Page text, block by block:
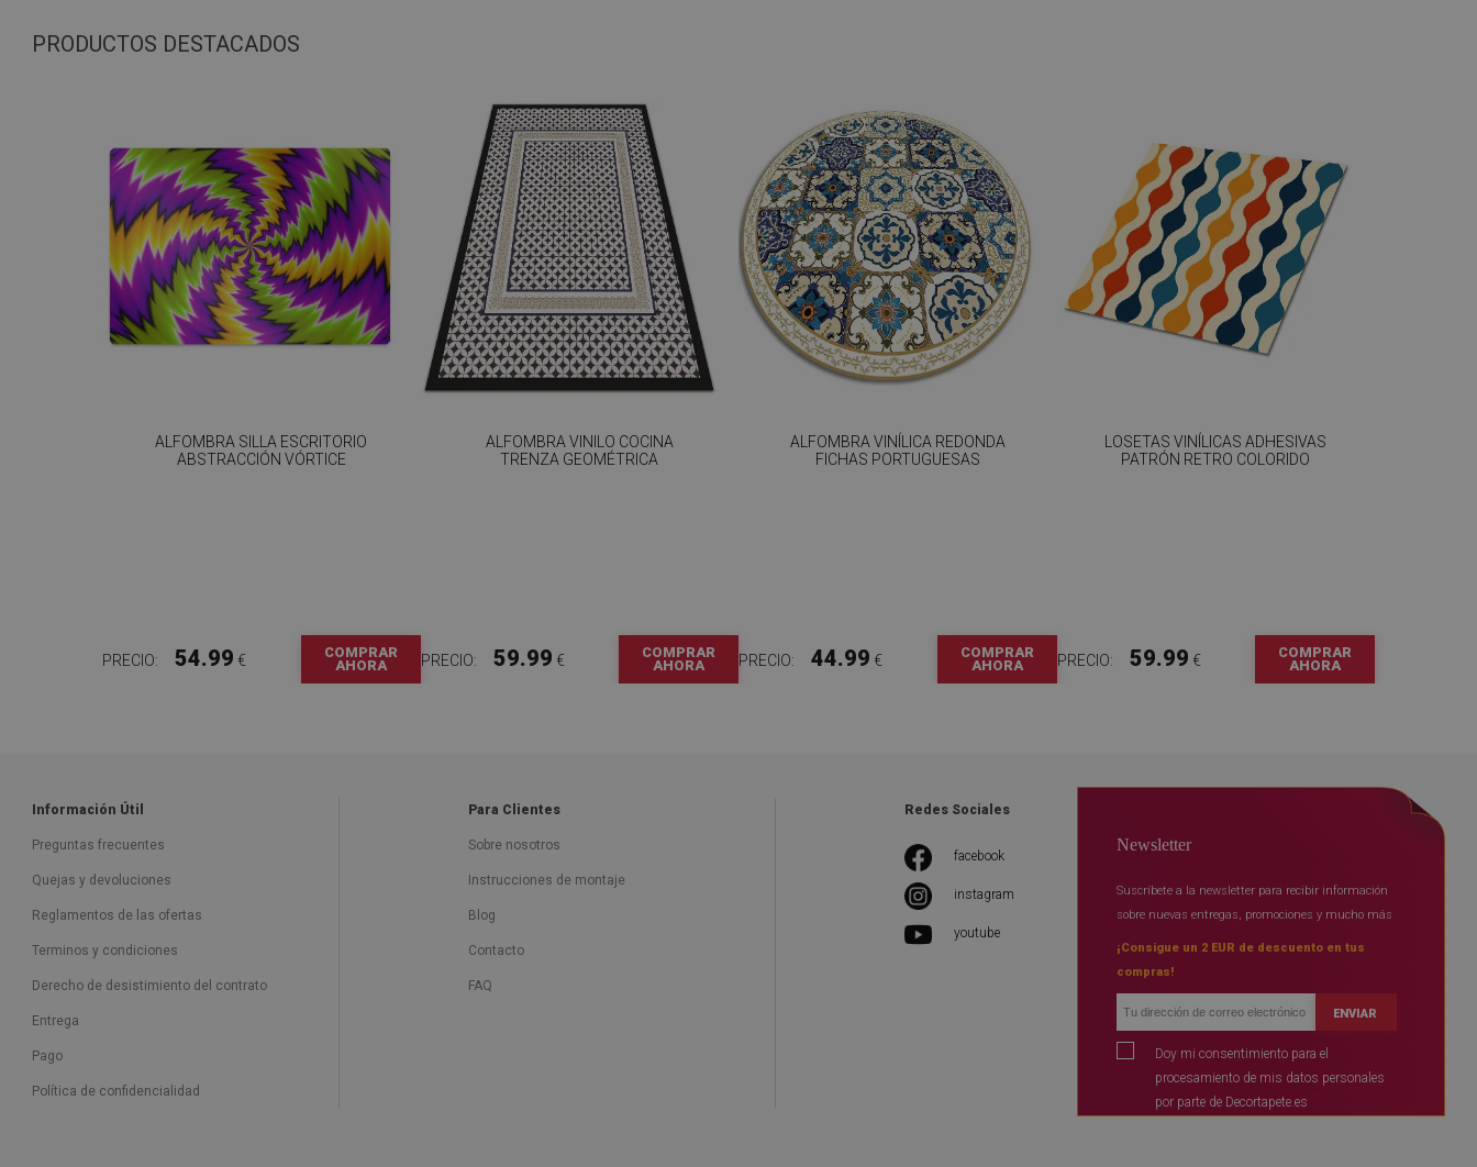
PRODUCTOS DESTACADOS
ALFOMBRA SILLA ESCRITORIO
ABSTRACCIÓN VÓRTICE
PRECIO: 54.99 €
COMPRAR
AHORA
ALFOMBRA VINILO COCINA
TRENZA GEOMÉTRICA
PRECIO: 59.99 €
COMPRAR
AHORA
ALFOMBRA VINÍLICA REDONDA
FICHAS PORTUGUESAS
PRECIO: 44.99 €
COMPRAR
AHORA
LOSETAS VINÍLICAS ADHESIVAS
PATRÓN RETRO COLORIDO
PRECIO: 59.99 €
COMPRAR
AHORA
Información Útil
Preguntas frecuentes
Quejas y devoluciones
Reglamentos de las ofertas
Terminos y condiciones
Derecho de desistimiento del contrato
Entrega
Pago
Política de confidencialidad
Para Clientes
Sobre nosotros
Instrucciones de montaje
Blog
Contacto
FAQ
Redes Sociales
facebook
instagram
youtube
Newsletter
Suscríbete a la newsletter para recibir información
sobre nuevas entregas, promociones y mucho más
¡Consigue un 2 EUR de descuento en tus
compras!
ENVIAR
Doy mi consentimiento para el
procesamiento de mis datos personales
por parte de Decortapete.es